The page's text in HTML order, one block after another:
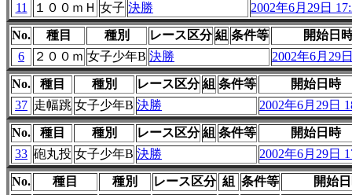
11
１００ｍＨ 女子 決勝 2002年6月29日
No. 種目 種別 レース区分 組 条件等
開始日
6
２００ｍ 女子少年B 決勝 2002年6月29
No. 種目 種別 レース区分 組 条件等
開始日時
37 走幅跳 女子少年B 決勝 2002年6月29日
No. 種目 種別 レース区分 組 条件等
開始日時
33 砲丸投 女子少年B 決勝 2002年6月29日
No. 種目 種別 レース区分 組 条件等
開始